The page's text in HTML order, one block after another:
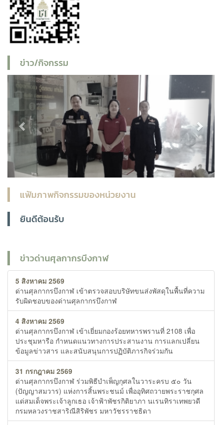
ข่าว/กิจกรรม
Previous Next
แฟ้มภาพกิจกรรมของหน่วยงาน
ยินดีต้อนรับ
ข่าวด่านศุลกากรบึงกาฬ
5 สิงหาคม 2569
ด่านศุลกากรบึงกาฬ เข้าตรวจสอบบริษัทขนส่งพัสดุในพื้นที่ความ
รับผิดชอบของด่านศุลกากรบึงกาฬ
4 สิงหาคม 2569
ด่านศุลกากรบึงกาฬ เข้าเยี่ยมกองร้อยทหารพรานที่ 2108 เพื่อ
ประชุมหารือ กำหนดแนวทางการประสานงาน การแลกเปลี่ยน
ข้อมูลข่าวสาร และสนับสนุนการปฏิบัติภารกิจร่วมกัน
31 กรกฎาคม 2569
ด่านศุลกากรบึงกาฬ ร่วมพิธีบำเพ็ญกุศลในวาระครบ ๕๐ วัน
(ปัญญาสมวาร) แห่งการสิ้นพระชนม์ เพื่ออุทิศถวายพระราชกุศล
แด่สมเด็จพระเจ้าลูกเธอ เจ้าฟ้าพัชรกิติยาภา นเรนทิราเทพยวดี
กรมหลวงราชสาริณีสิริพัชร มหาวัชรราชธิดา